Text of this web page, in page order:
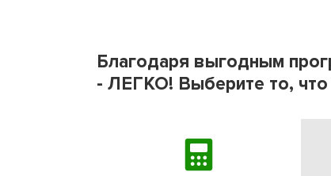
Благодаря выгодным
- ЛЕГКО! Выберите то,